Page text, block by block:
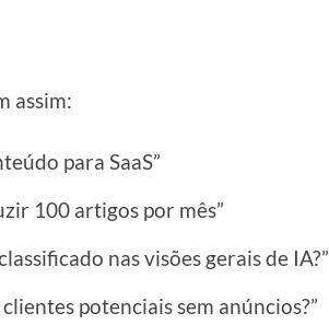
assim:
para SaaS”
100 artigos por mês”
nas visões gerais de IA?”
potenciais sem anúncios?”